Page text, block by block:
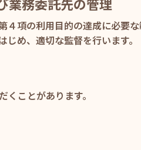
業務委託先の管理
項の利用目的の達成に必要
め、適切な監督を行います。
ことがあります。